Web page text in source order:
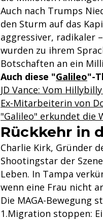
Auch nach Trumps
den Sturm auf das
aggressiver, radikaler
wurden zu ihrem
Botschaften an ein
Auch diese "Galileo"-
JD Vance: Vom
Ex-Mitarbeiterin von
"Galileo" erkundet die
Rückkehr in
Charlie Kirk, Gründer
Shootingstar der
Leben. In Tampa
wenn eine Frau nicht
Die MAGA-Bewegung
Migration stoppen: